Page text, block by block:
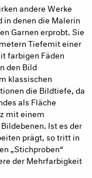
andere Werke
denen die Malerin
Garnen erprobt. Sie
Tiefemit einer
farbigen Fäden
den Bild
klassischen
die Bildtiefe, da
als Fläche
mit einem
Ist es der
prägt, so tritt in
„Stichproben“
der Mehrfarbigkeit